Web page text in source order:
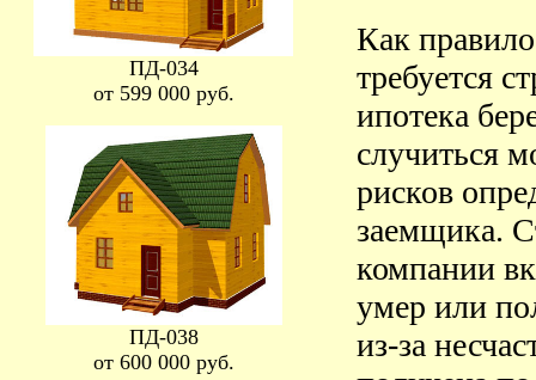
ПД-034
от 599 000 руб.
ПД-038
от 600 000 руб.
Как
требуется
ипотека
случиться
рисков
заемщика.
компании
умер или
из-за